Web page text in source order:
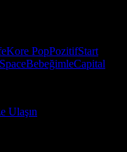
Kore PopPozitifStart
BebeğimleCapital
Ulaşın